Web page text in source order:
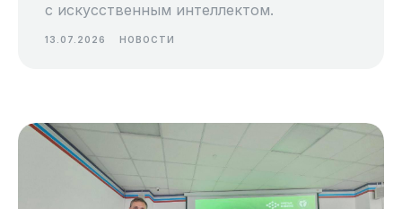
с искусственным интеллектом.
13.07.2026 НОВОСТИ